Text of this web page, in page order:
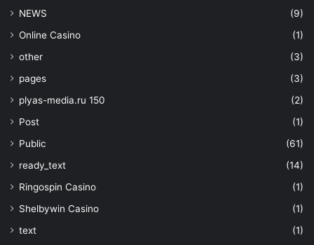
NEWS
(9)
Online Casino
(1)
other
(3)
pages
(3)
plyas-media.ru 150
(2)
Post
(1)
Public
(61)
ready_text
(14)
Ringospin Casino
(1)
Shelbywin Casino
(1)
text
(1)